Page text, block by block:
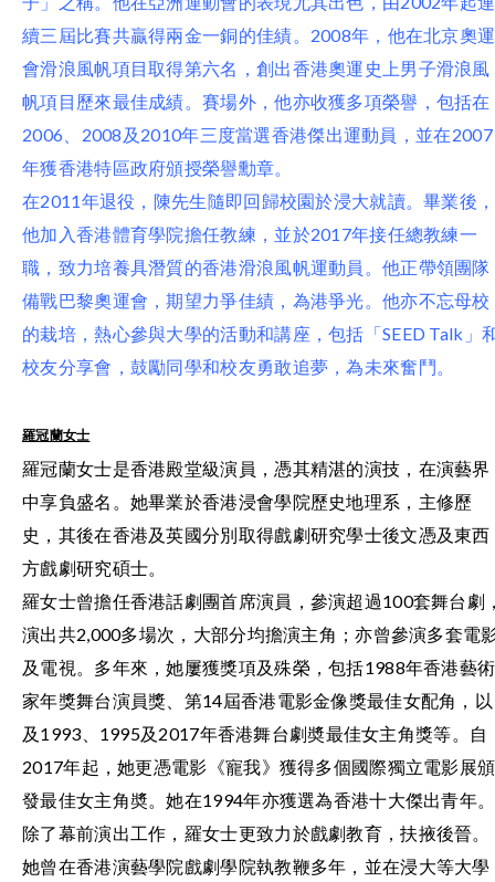
續三屆比賽共贏得兩金一銅的佳績。2008年，他在北京奧運
會滑浪風帆項目取得第六名，創出香港奧運史上男子滑浪風
帆項目歷來最佳成績。賽場外，他亦收獲多項榮譽，包括在
2006、2008及2010年三度當選香港傑出運動員，並在2007
年獲香港特區政府頒授榮譽勳章。
在2011年退役，陳先生隨即回歸校園於浸大就讀。畢業後，
他加入香港體育學院擔任教練，並於2017年接任總教練一
職，致力培養具潛質的香港滑浪風帆運動員。他正帶領團隊
備戰巴黎奧運會，期望力爭佳績，為港爭光。他亦不忘母校
的栽培，熱心參與大學的活動和講座，包括「SEED Talk」
校友分享會，鼓勵同學和校友勇敢追夢，為未來奮鬥。
羅冠蘭女士
羅冠蘭女士是香港殿堂級演員，憑其精湛的演技，在演藝界
中享負盛名。她畢業於香港浸會學院歷史地理系，主修歷
史，其後在香港及英國分別取得戲劇研究學士後文憑及東西
方戲劇研究碩士。
羅女士曾擔任香港話劇團首席演員，參演超過100套舞台劇
演出共2,000多場次，大部分均擔演主角；亦曾參演多套電
及電視。多年來，她屢獲獎項及殊榮，包括1988年香港藝術
家年獎舞台演員獎、第14屆香港電影金像獎最佳女配角，以
及1993、1995及2017年香港舞台劇奬最佳女主角獎等。自
2017年起，她更憑電影《寵我》獲得多個國際獨立電影展頒
發最佳女主角奬。她在1994年亦獲選為香港十大傑出青年。
除了幕前演出工作，羅女士更致力於戲劇教育，扶掖後晉。
她曾在香港演藝學院戲劇學院執教鞭多年，並在浸大等大學